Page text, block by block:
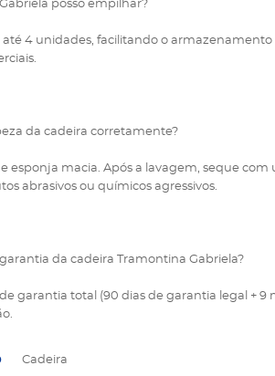
posso empilhar?
4 unidades, facilitando o
da cadeira corretamente?
esponja macia. Após a lavagem, seque
abrasivos ou químicos agressivos.
da cadeira Tramontina Gabriela?
garantia total (90 dias de garantia legal +
Cadeira